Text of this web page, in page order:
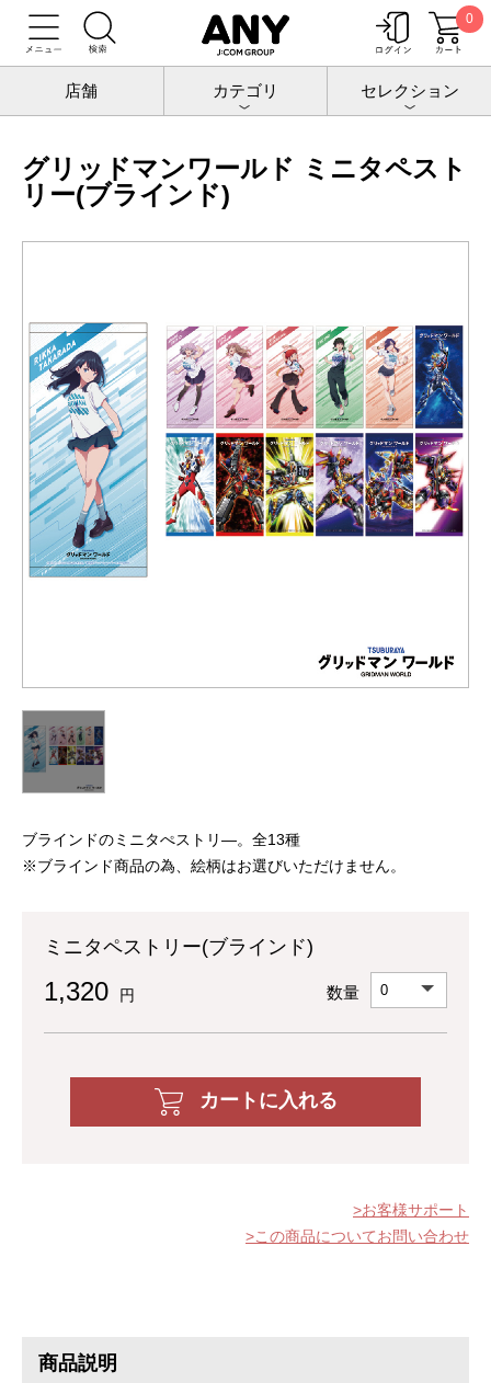
0
店舗 カテゴリ セレクション
トップ グリッドマンワールド
タペストリー
グリッドマンワールド ミニタペストリー(ブラインド)
グリッドマンワールド ミニタペスト
リー(ブラインド)
ブラインドのミニタぺストリ―。全13種
※ブラインド商品の為、絵柄はお選びいただけません。
ミニタペストリー(ブラインド)
1,320 円 数量
カートに入れる
お客様サポート
この商品についてお問い合わせ
商品説明